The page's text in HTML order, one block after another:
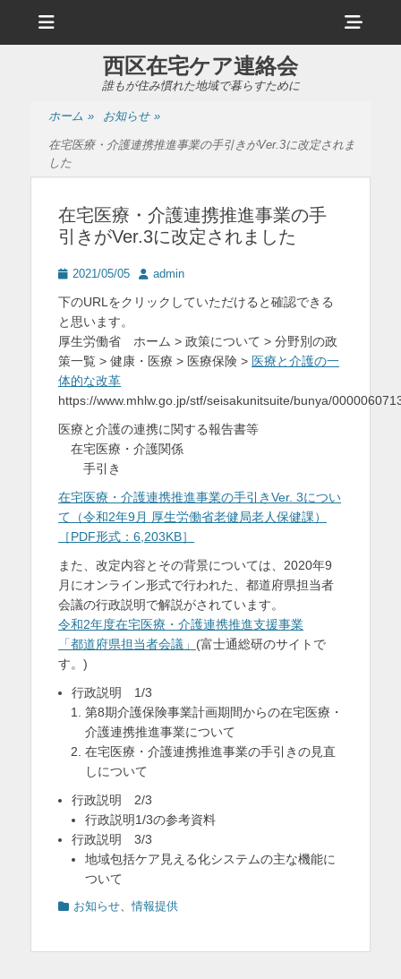
ュ
ヘ
ッ
ツ
西区在宅ケア連絡会
誰もが住み慣れた地域で暮らすために
ホーム » お知らせ »
在宅医療・介護連携推進事業の手引きがVer.3に改定されま
した
在宅医療・介護連携推進事業の手
引きがVer.3に改定されました
投
日
2021/05/05
投
者
admin
下のURLをクリックしていただけると確認できる
と思います。
厚生労働省 ホーム > 政策について > 分野別の政
策一覧 > 健康・医療 > 医療保険 > 医療と介護の一
体的な改革
https://www.mhlw.go.jp/stf/seisakunitsuite/bunya/
医療と介護の連携に関する報告書等
在宅医療・介護関係
手引き
在宅医療・介護連携推進事業の手引きVer. 3につい
て（令和2年9月 厚生労働省老健局老人保健課）
［PDF形式：6,203KB］
また、改定内容とその背景については、2020年9
月にオンライン形式で行われた、都道府県担当者
会議の行政説明で解説がされています。
令和2年度在宅医療・介護連携推進支援事業
「都道府県担当者会議」 (富士通総研のサイトで
す。)
行政説明 1/3
第8期介護保険事業計画期間からの在宅医療・
介護連携推進事業について
在宅医療・介護連携推進事業の手引きの見直
しについて
行政説明 2/3
行政説明1/3の参考資料
行政説明 3/3
地域包括ケア見える化システムの主な機能に
ついて
カ お知らせ、情報提供